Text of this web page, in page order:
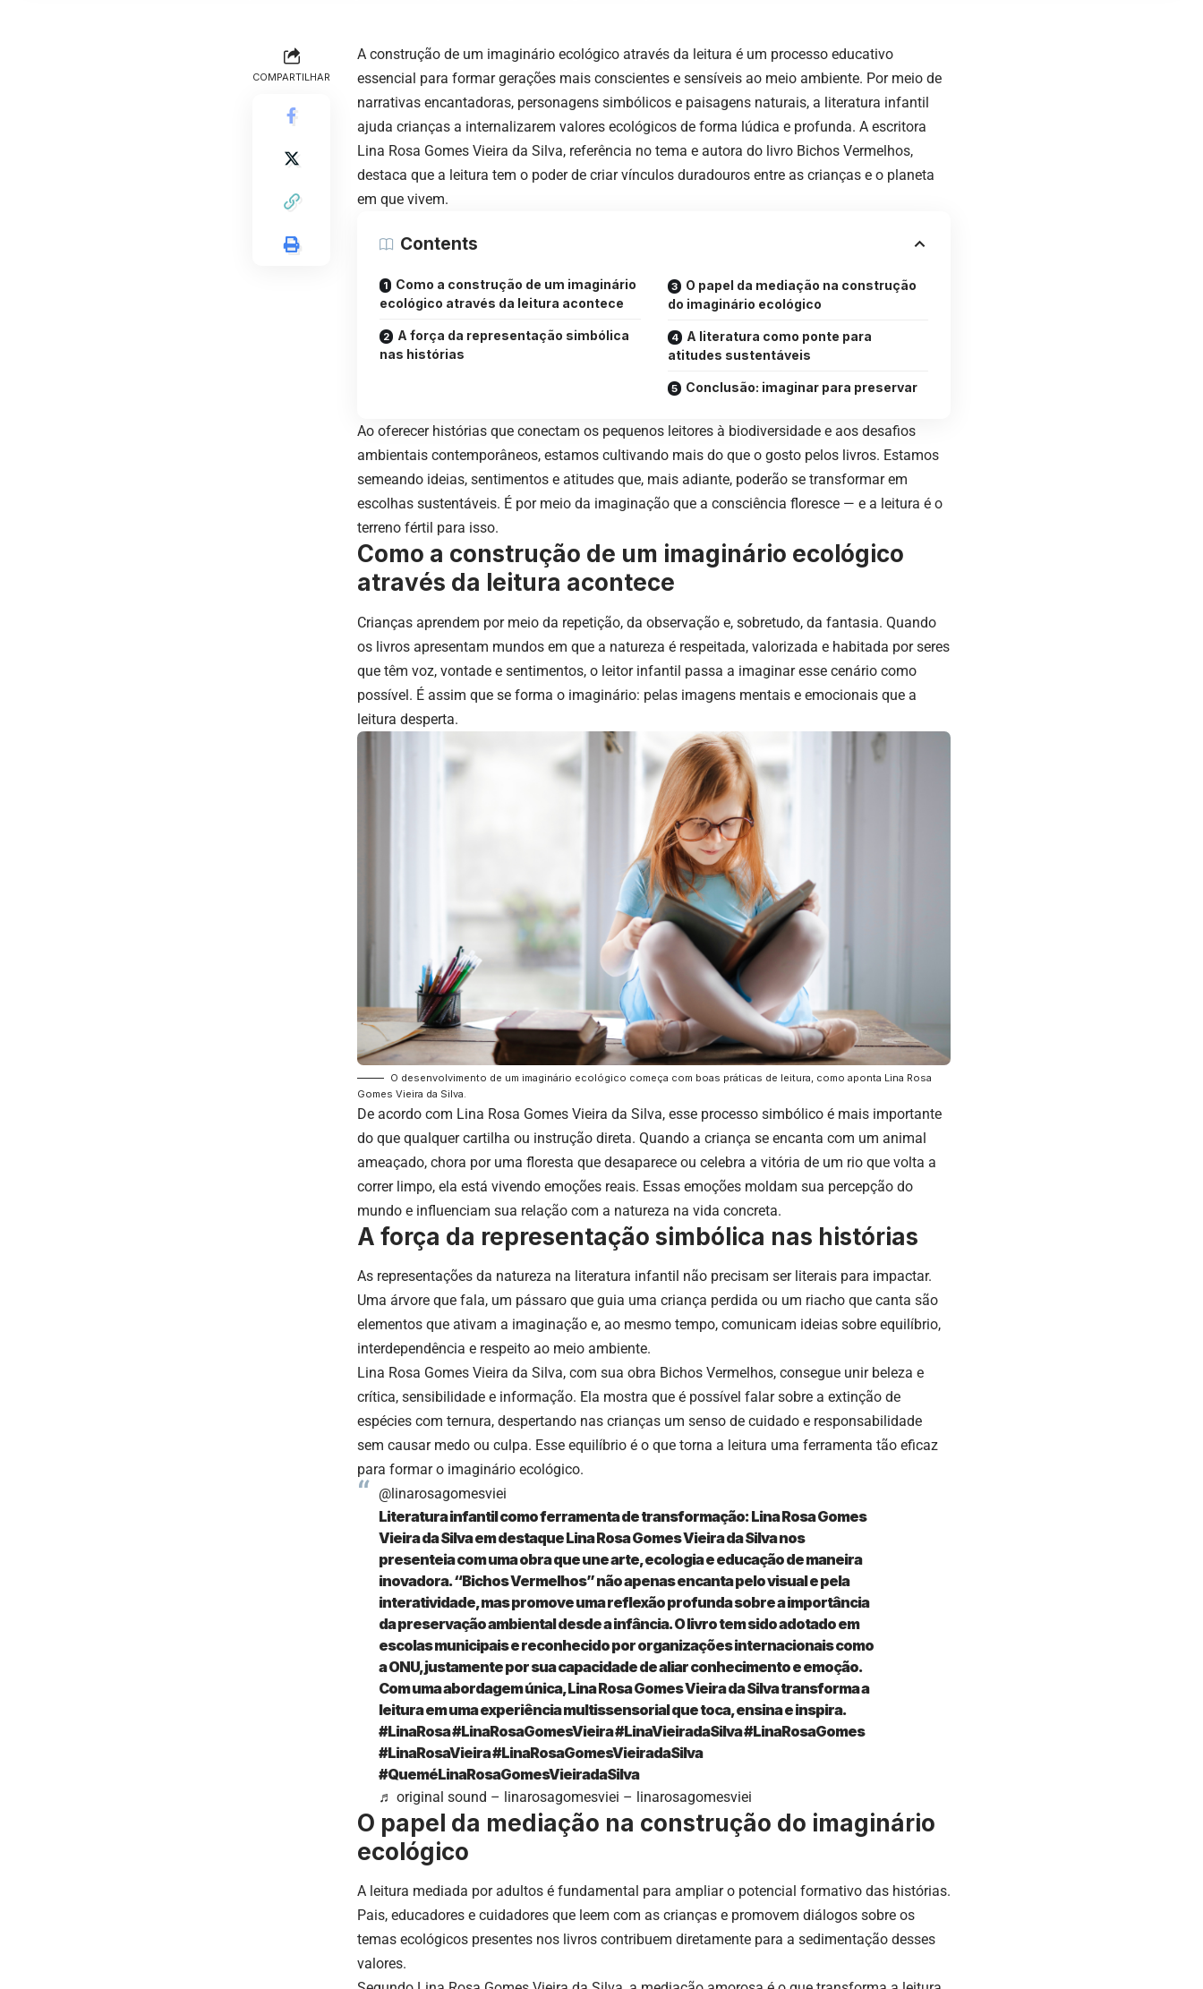
COMPARTILHAR
A construção de um imaginário ecológico através da leitura é um processo educativo
essencial para formar gerações mais conscientes e sensíveis ao meio ambiente. Por meio de
narrativas encantadoras, personagens simbólicos e paisagens naturais, a literatura infantil
ajuda crianças a internalizarem valores ecológicos de forma lúdica e profunda. A escritora
Lina Rosa Gomes Vieira da Silva, referência no tema e autora do livro Bichos Vermelhos,
destaca que a leitura tem o poder de criar vínculos duradouros entre as crianças e o planeta
em que vivem.
Contents
Como a construção de um imaginário
ecológico através da leitura acontece
A força da representação simbólica
nas histórias
O papel da mediação na construção
do imaginário ecológico
A literatura como ponte para
atitudes sustentáveis
Conclusão: imaginar para preservar
Ao oferecer histórias que conectam os pequenos leitores à biodiversidade e aos desafios
ambientais contemporâneos, estamos cultivando mais do que o gosto pelos livros. Estamos
semeando ideias, sentimentos e atitudes que, mais adiante, poderão se transformar em
escolhas sustentáveis. É por meio da imaginação que a consciência floresce — e a leitura é o
terreno fértil para isso.
Como a construção de um imaginário ecológico
através da leitura acontece
Crianças aprendem por meio da repetição, da observação e, sobretudo, da fantasia. Quando
os livros apresentam mundos em que a natureza é respeitada, valorizada e habitada por seres
que têm voz, vontade e sentimentos, o leitor infantil passa a imaginar esse cenário como
possível. É assim que se forma o imaginário: pelas imagens mentais e emocionais que a
leitura desperta.
O desenvolvimento de um imaginário ecológico começa com boas práticas de leitura, como aponta Lina Rosa
Gomes Vieira da Silva.
De acordo com Lina Rosa Gomes Vieira da Silva, esse processo simbólico é mais importante
do que qualquer cartilha ou instrução direta. Quando a criança se encanta com um animal
ameaçado, chora por uma floresta que desaparece ou celebra a vitória de um rio que volta a
correr limpo, ela está vivendo emoções reais. Essas emoções moldam sua percepção do
mundo e influenciam sua relação com a natureza na vida concreta.
A força da representação simbólica nas histórias
As representações da natureza na literatura infantil não precisam ser literais para impactar.
Uma árvore que fala, um pássaro que guia uma criança perdida ou um riacho que canta são
elementos que ativam a imaginação e, ao mesmo tempo, comunicam ideias sobre equilíbrio,
interdependência e respeito ao meio ambiente.
Lina Rosa Gomes Vieira da Silva, com sua obra Bichos Vermelhos, consegue unir beleza e
crítica, sensibilidade e informação. Ela mostra que é possível falar sobre a extinção de
espécies com ternura, despertando nas crianças um senso de cuidado e responsabilidade
sem causar medo ou culpa. Esse equilíbrio é o que torna a leitura uma ferramenta tão eficaz
para formar o imaginário ecológico.
@linarosagomesviei
Literatura infantil como ferramenta de transformação: Lina Rosa Gomes
Vieira da Silva em destaque Lina Rosa Gomes Vieira da Silva nos
presenteia com uma obra que une arte, ecologia e educação de maneira
inovadora. “Bichos Vermelhos” não apenas encanta pelo visual e pela
interatividade, mas promove uma reflexão profunda sobre a importância
da preservação ambiental desde a infância. O livro tem sido adotado em
escolas municipais e reconhecido por organizações internacionais como
a ONU, justamente por sua capacidade de aliar conhecimento e emoção.
Com uma abordagem única, Lina Rosa Gomes Vieira da Silva transforma a
leitura em uma experiência multissensorial que toca, ensina e inspira.
#LinaRosa#LinaRosaGomesVieira#LinaVieiradaSilva#LinaRosaGomes
#LinaRosaVieira#LinaRosaGomesVieiradaSilva
#QueméLinaRosaGomesVieiradaSilva
♬ original sound – linarosagomesviei – linarosagomesviei
O papel da mediação na construção do imaginário
ecológico
A leitura mediada por adultos é fundamental para ampliar o potencial formativo das histórias.
Pais, educadores e cuidadores que leem com as crianças e promovem diálogos sobre os
temas ecológicos presentes nos livros contribuem diretamente para a sedimentação desses
valores.